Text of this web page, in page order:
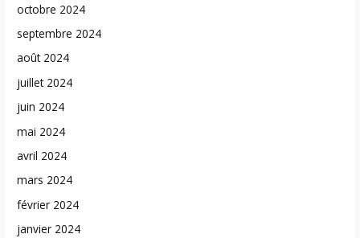
octobre 2024
septembre 2024
août 2024
juillet 2024
juin 2024
mai 2024
avril 2024
mars 2024
février 2024
janvier 2024